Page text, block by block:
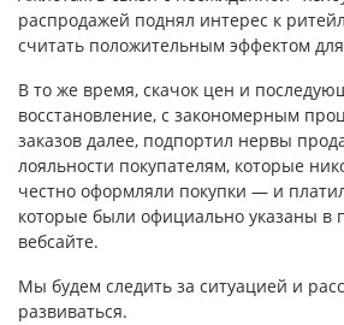
распродажей поднял интерес к
считать положительным эффектом
В то же время, скачок цен и
восстановление, с закономерным
заказов далее, подпортил нервы
лояльности покупателям, которые
честно оформляли покупки — и
которые были официально указаны в
вебсайте.
Мы будем следить за ситуацией и
развиваться.